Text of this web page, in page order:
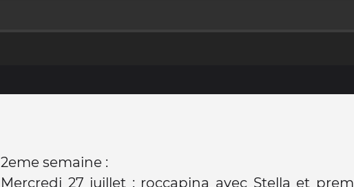
2eme semaine :
Mercredi 27 juillet : roccapina avec Stella et